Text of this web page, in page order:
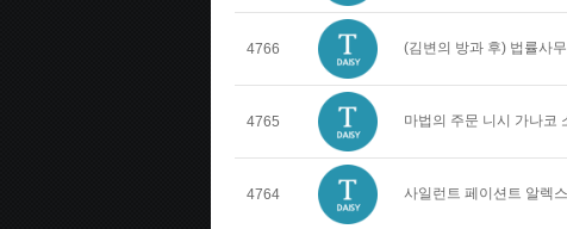
4766 (김변의 방과 후) 법률사
4765 마법의 주문 니시 가나코
4764 사일런트 페이션트 알렉